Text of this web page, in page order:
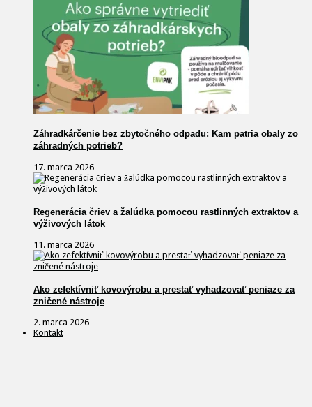
Záhradkárčenie bez zbytočného odpadu: Kam patria obaly zo
záhradných potrieb?
17. marca 2026
Regenerácia čriev a žalúdka pomocou rastlinných extraktov a
výživových látok
11. marca 2026
Ako zefektívniť kovovýrobu a prestať vyhadzovať peniaze za
zničené nástroje
2. marca 2026
Kontakt